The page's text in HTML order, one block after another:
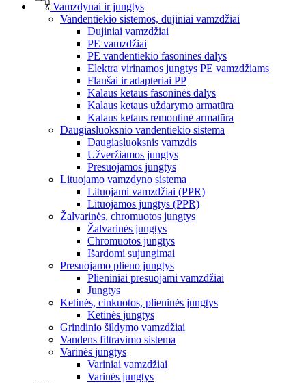
Vamzdynai ir jungtys
Vandentiekio sistemos, dujiniai vamzdžiai
Dujiniai vamzdžiai
PE vamzdžiai
PE vandentiekio fasonines dalys
Elektra virinamos jungtys PE vamzdžiams
Flanšai ir adapteriai PP
Kalaus ketaus fasoninės dalys
Kalaus ketaus uždarymo armatūra
Kalaus ketaus remontinė armatūra
Daugiasluoksnio vandentiekio sistema
Daugiasluoksnis vamzdis
Užveržiamos jungtys
Presuojamos jungtys
Lituojamo vamzdyno sistema
Lituojami vamzdžiai (PPR)
Lituojamos jungtys (PPR)
Žalvarinės, chromuotos jungtys
Žalvarinės jungtys
Chromuotos jungtys
Išardomi sujungimai
Presuojamo plieno jungtys
Plieniniai presuojami vamzdžiai
Jungtys
Ketinės, cinkuotos, plieninės jungtys
Ketinės jungtys
Grindinio šildymo vamzdžiai
Vandens filtravimo sistema
Varinės jungtys
Variniai vamzdžiai
Varinės jungtys